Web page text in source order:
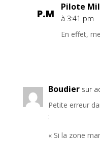
Pilote
à 3:41 pm
En effet,
Boudier sur
Petite erreur
:
« Si la zone